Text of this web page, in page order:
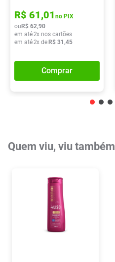
R$ 61,01 no PIX
ou R$ 62,90
em até2x nos cartões
em até2x de R$ 31 ,45
Comprar
Quem viu, viu também